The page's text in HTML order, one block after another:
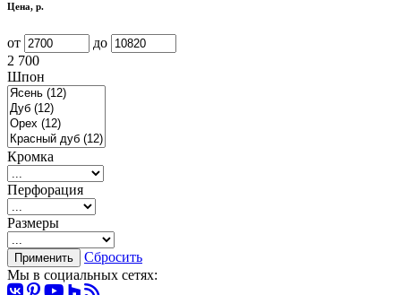
Цена, р.
от
до
2 700
Шпон
Кромка
Перфорация
Размеры
Сбросить
Мы в социальных сетях: